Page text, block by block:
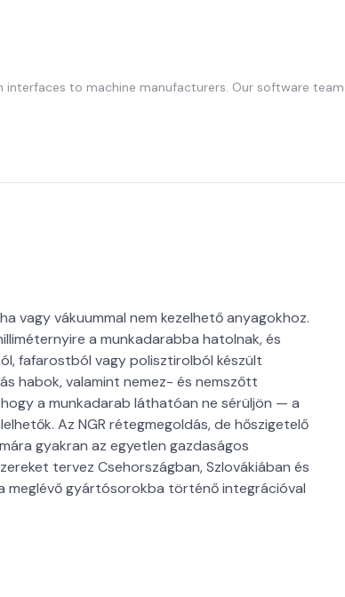
interfaces to machine manufacturers. Our software
vagy vákuummal nem kezelhető anyagokhoz.
a munkadarabba hatolnak, és
fafarostból vagy polisztirolból készült
habok, valamint nemez- és nemszőtt
a munkadarab láthatóan ne sérüljön — a
Az NGR rétegmegoldás, de hőszigetelő
gyakran az egyetlen gazdaságos
tervez Csehországban, Szlovákiában és
meglévő gyártósorokba történő integrációval